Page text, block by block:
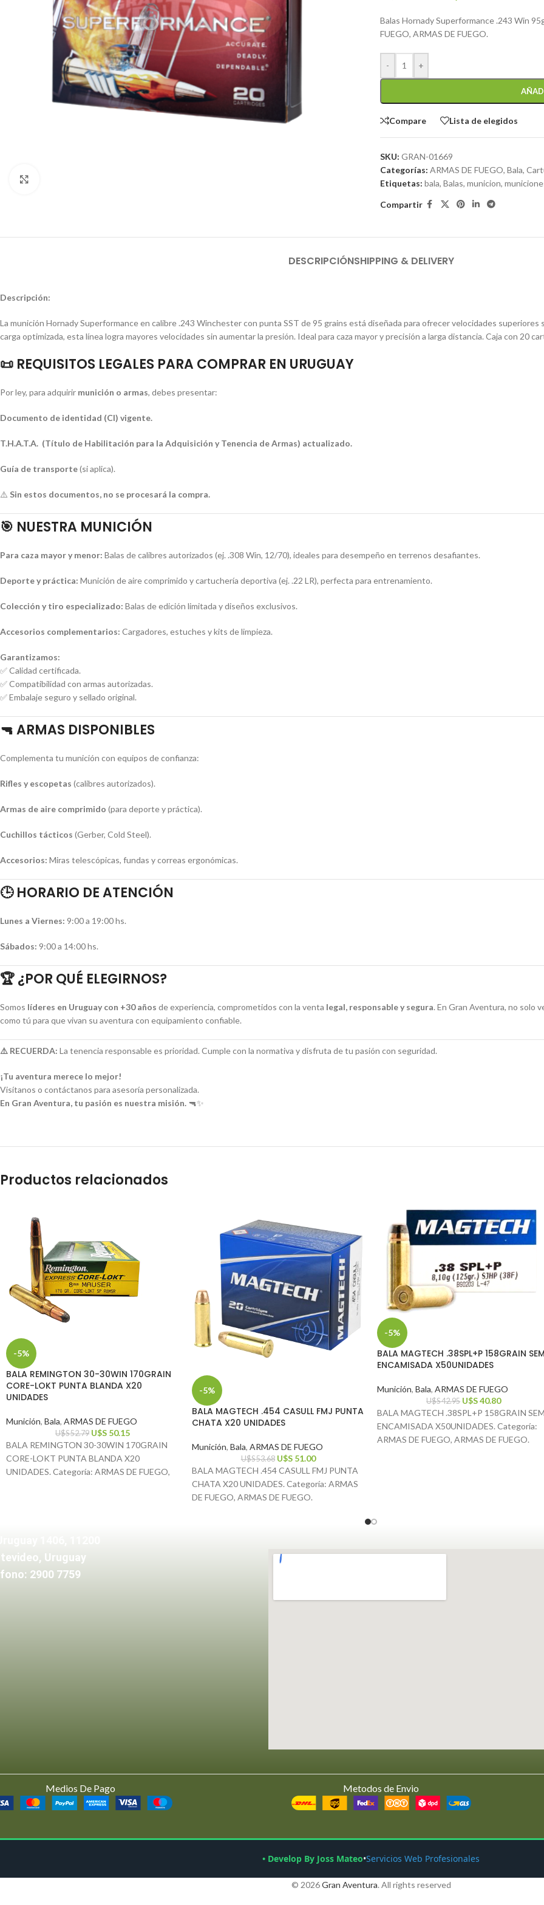
Balas Hornady Superformance .243 Win
FUEGO, ARMAS DE FUEGO.
- +
Compare Lista de elegidos
SKU: GRAN-01669
Categorías: ARMAS DE FUEGO, Bala,
Etiquetas: bala, Balas, municion,
Compartir
DESCRIPCIÓNSHIPPING & DELIVERY
Descripción:
La munición Hornady Superformance en calibre .243 Winchester con punta SST de 95 grains está diseñada para ofrecer velocidades superiores
carga optimizada, esta línea logra mayores velocidades sin aumentar la presión. Ideal para caza mayor y precisión a larga distancia. Caja con 20
📜 REQUISITOS LEGALES PARA COMPRAR EN URUGUAY
Por ley, para adquirir munición o armas, debes presentar:
Documento de identidad (CI) vigente.
T.H.A.T.A. (Título de Habilitación para la Adquisición y Tenencia de Armas) actualizado.
Guía de transporte(si aplica).
⚠️ Sin estos documentos, no se procesará la compra.
🎯 NUESTRA MUNICIÓN
Para caza mayor y menor: Balas de calibres autorizados (ej. .308 Win, 12/70), ideales para desempeño en terrenos desafiantes.
Deporte y práctica: Munición de aire comprimido y cartuchería deportiva (ej. .22 LR), perfecta para entrenamiento.
Colección y tiro especializado: Balas de edición limitada y diseños exclusivos.
Accesorios complementarios: Cargadores, estuches y kits de limpieza.
Garantizamos:
✅ Calidad certificada.
✅ Compatibilidad con armas autorizadas.
✅ Embalaje seguro y sellado original.
🔫ARMAS DISPONIBLES
Complementa tu munición con equipos de confianza:
Rifles y escopetas (calibres autorizados).
Armas de aire comprimido (para deporte y práctica).
Cuchillos tácticos (Gerber, Cold Steel).
Accesorios: Miras telescópicas, fundas y correas ergonómicas.
🕒HORARIO DE ATENCIÓN
Lunes a Viernes: 9:00 a 19:00 hs.
Sábados: 9:00 a 14:00 hs.
🏆¿POR QUÉ ELEGIRNOS?
Somos líderes en Uruguay con +30 años de experiencia, comprometidos con la venta legal, responsable y segura. En Gran Aventura, no solo
como tú para que vivan su aventura con equipamiento confiable.
⚠️ RECUERDA: La tenencia responsable es prioridad. Cumple con la normativa y disfruta de tu pasión con seguridad.
¡Tu aventura merece lo mejor!
Visítanos o contáctanos para asesoría personalizada.
En Gran Aventura, tu pasión es nuestra misión. 🔫✨
Productos relacionados
-5%
BALA REMINGTON 30-30WIN 170GRAIN
CORE-LOKT PUNTA BLANDA X20
UNIDADES
Munición, Bala, ARMAS DE FUEGO
U$S52.79 U$S 50.15
BALA REMINGTON 30-30WIN 170GRAIN
CORE-LOKT PUNTA BLANDA X20
UNIDADES. Categoría: ARMAS DE FUEGO,
-5%
BALA MAGTECH .454 CASULL FMJ PUNTA
CHATA X20 UNIDADES
Munición, Bala, ARMAS DE FUEGO
U$S53.68 U$S 51.00
BALA MAGTECH .454 CASULL FMJ PUNTA
CHATA X20 UNIDADES. Categoría: ARMAS
DE FUEGO, ARMAS DE FUEGO.
-5%
BALA MAGTECH .38SPL+P 158GRAIN
ENCAMISADA X50UNIDADES
Munición, Bala, ARMAS DE FUEGO
U$S42.95 U$S40.80
BALA MAGTECH .38SPL+P 158GRAIN
ENCAMISADA X50UNIDADES. Categoría:
ARMAS DE FUEGO, ARMAS DE FUEGO.
Uruguay
2900 7759
Medios De Pago Metodos de Envio
• Develop By Joss Mateo•Servicios Web Profesionales
© 2026Gran Aventura. All rights reserved